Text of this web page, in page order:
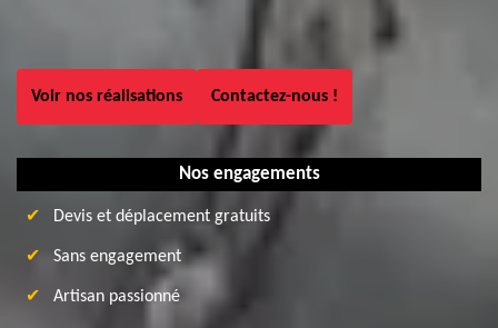
Voir nos réalisations Contactez-nous !
Nos engagements
Devis et déplacement gratuits
Sans engagement
Artisan passionné